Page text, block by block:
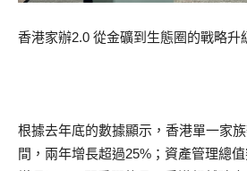
香港家辦2.0 從金礦到生態圈的戰略升
根據去年底的數據顯示，香港單一家
間，兩年增長超過25%；資產管理總